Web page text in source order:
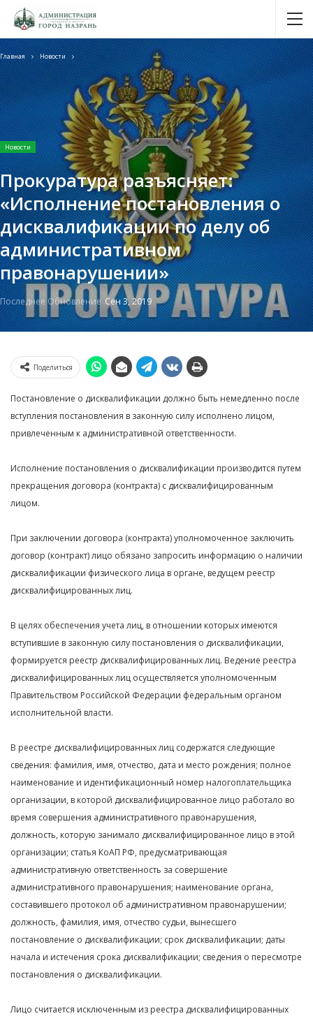
Главная Новости
Новости
Прокуратура разъясняет:
«Исполнение постановления о
дисквалификации по делу об
административном
правонарушении»
Последнее Обновление Сен 3, 2019
Поделиться
Постановление о дисквалификации должно быть немедленно после
вступления постановления в законную силу исполнено лицом,
привлеченным к административной ответственности.
Исполнение постановления о дисквалификации производится путем
прекращения договора (контракта) с дисквалифицированным
лицом.
При заключении договора (контракта) уполномоченное заключить
договор (контракт) лицо обязано запросить информацию о наличии
дисквалификации физического лица в органе, ведущем реестр
дисквалифицированных лиц.
В целях обеспечения учета лиц, в отношении которых имеются
вступившие в законную силу постановления о дисквалификации,
формируется реестр дисквалифицированных лиц. Ведение реестра
дисквалифицированных лиц осуществляется уполномоченным
Правительством Российской Федерации федеральным органом
исполнительной власти.
В реестре дисквалифицированных лиц содержатся следующие
сведения: фамилия, имя, отчество, дата и место рождения; полное
наименование и идентификационный номер налогоплательщика
организации, в которой дисквалифицированное лицо работало во
время совершения административного правонарушения,
должность, которую занимало дисквалифицированное лицо в этой
организации; статья КоАП РФ, предусматривающая
административную ответственность за совершение
административного правонарушения; наименование органа,
составившего протокол об административном правонарушении;
должность, фамилия, имя, отчество судьи, вынесшего
постановление о дисквалификации; срок дисквалификации; даты
начала и истечения срока дисквалификации; сведения о пересмотре
постановления о дисквалификации.
Лицо считается исключенным из реестра дисквалифицированных